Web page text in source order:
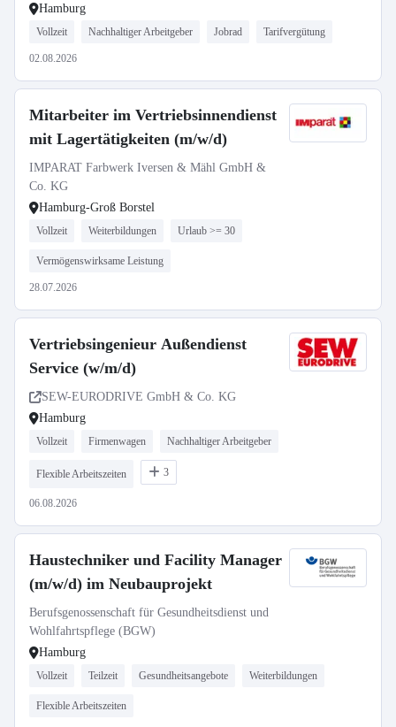
Hamburg
Vollzeit Nachhaltiger Arbeitgeber Jobrad Tarifvergütung
02.08.2026
Mitarbeiter im Vertriebsinnendienst
mit Lagertätigkeiten (m/w/d)
IMPARAT Farbwerk Iversen & Mähl GmbH &
Co. KG
Hamburg-Groß Borstel
Vollzeit Weiterbildungen Urlaub >= 30
Vermögenswirksame Leistung
28.07.2026
Vertriebsingenieur Außendienst
Service (w/m/d)
SEW-EURODRIVE GmbH & Co. KG
Hamburg
Vollzeit Firmenwagen Nachhaltiger Arbeitgeber
Flexible Arbeitszeiten 3
06.08.2026
Haustechniker und Facility Manager
(m/w/d) im Neubauprojekt
Berufsgenossenschaft für Gesundheitsdienst und
Wohlfahrtspflege (BGW)
Hamburg
Vollzeit Teilzeit Gesundheitsangebote Weiterbildungen
Flexible Arbeitszeiten